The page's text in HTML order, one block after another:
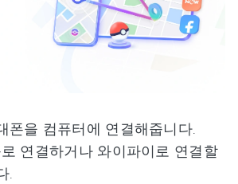
폰을 컴퓨터에 연결해줍니다.
로 연결하거나 와이파이로 연결할
.